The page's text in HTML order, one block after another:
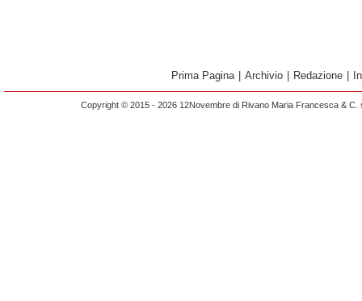
Prima Pagina Archivio Redazione
Copyright © 2015 - 2026 12Novembre di Rivano Maria Francesca &